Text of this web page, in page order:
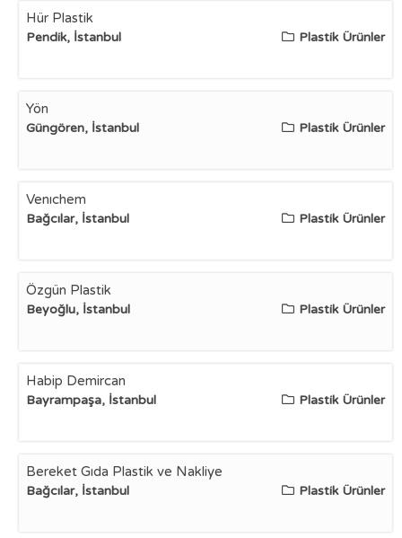
Hür Plastik
Pendik, İstanbul Plastik Ürünler
Yön
Güngören, İstanbul Plastik Ürünler
Venıchem
Bağcılar, İstanbul Plastik Ürünler
Özgün Plastik
Beyoğlu, İstanbul Plastik Ürünler
Habip Demircan
Bayrampaşa, İstanbul Plastik Ürünler
Bereket Gıda Plastik ve Nakliye
Bağcılar, İstanbul Plastik Ürünler